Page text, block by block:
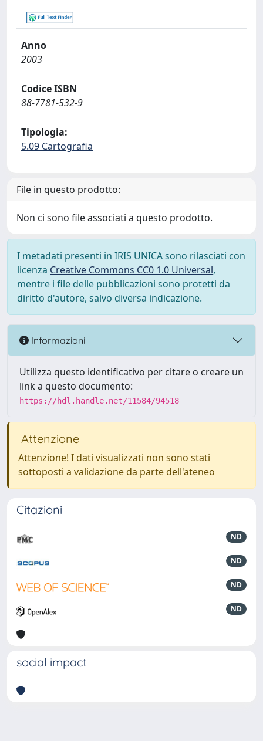
Anno
2003
Codice ISBN
88-7781-532-9
Tipologia:
5.09 Cartografia
File in questo prodotto:
Non ci sono file associati a questo prodotto.
I metadati presenti in IRIS UNICA sono rilasciati con
licenza Creative Commons CC0 1.0 Universal,
mentre i file delle pubblicazioni sono protetti da
diritto d'autore, salvo diversa indicazione.
Informazioni
Utilizza questo identificativo per citare o creare un
link a questo documento:
https://hdl.handle.net/11584/94518
Attenzione
Attenzione! I dati visualizzati non sono stati
sottoposti a validazione da parte dell'ateneo
Citazioni
ND
ND
ND
ND
social impact